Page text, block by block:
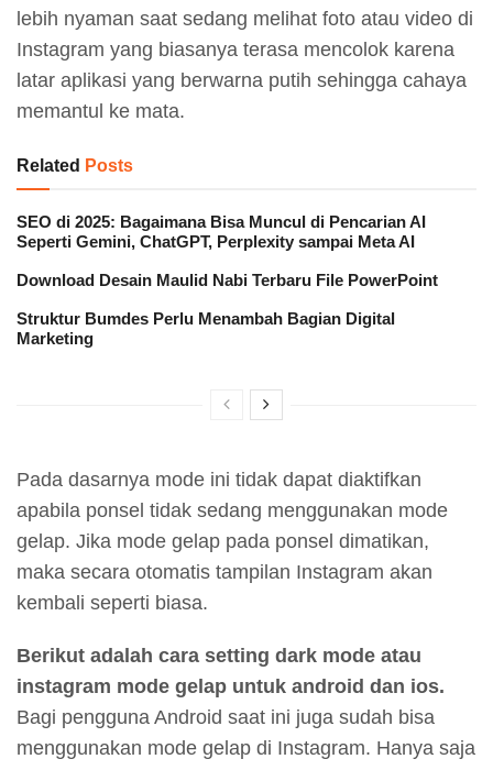
lebih nyaman saat sedang melihat foto atau video di
Instagram yang biasanya terasa mencolok karena
latar aplikasi yang berwarna putih sehingga cahaya
memantul ke mata.
Related Posts
SEO di 2025: Bagaimana Bisa Muncul di Pencarian AI
Seperti Gemini, ChatGPT, Perplexity sampai Meta AI
Download Desain Maulid Nabi Terbaru File PowerPoint
Struktur Bumdes Perlu Menambah Bagian Digital
Marketing
Pada dasarnya mode ini tidak dapat diaktifkan
apabila ponsel tidak sedang menggunakan mode
gelap. Jika mode gelap pada ponsel dimatikan,
maka secara otomatis tampilan Instagram akan
kembali seperti biasa.
Berikut adalah cara setting dark mode atau
instagram mode gelap untuk android dan ios.
Bagi pengguna Android saat ini juga sudah bisa
menggunakan mode gelap di Instagram. Hanya saja